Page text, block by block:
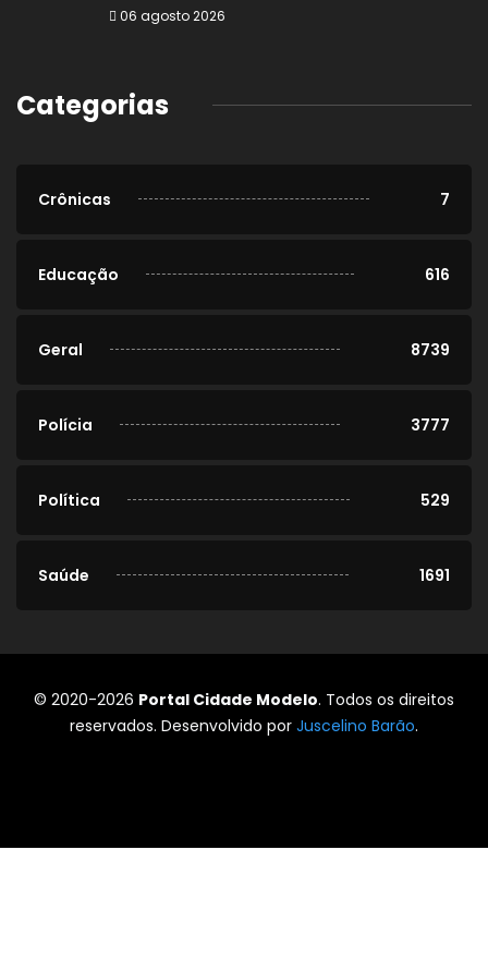
06 agosto 2026
Categorias
Crônicas 7
Educação 616
Geral 8739
Polícia 3777
Política 529
Saúde 1691
© 2020-2026 Portal Cidade Modelo. Todos os direitos
reservados. Desenvolvido por Juscelino Barão.